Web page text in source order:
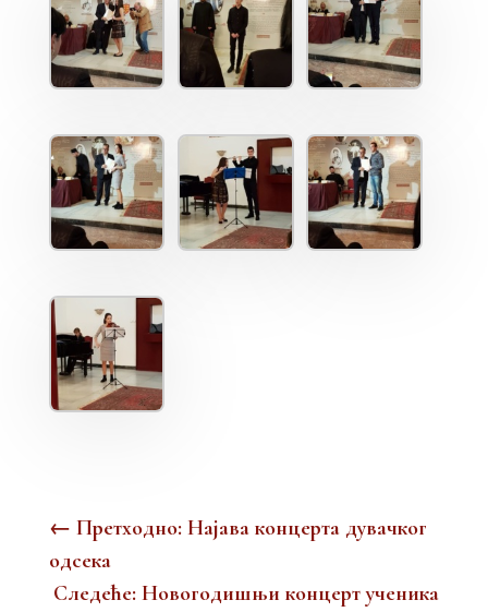
← Претходно: Најава концерта дувачког
одсека
Следеће: Новогодишњи концерт ученика